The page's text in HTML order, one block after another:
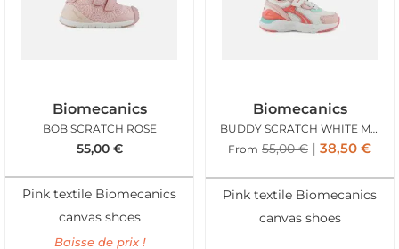
Biomecanics
BOB SCRATCH ROSE
55,00 €
Pink textile Biomecanics
canvas shoes
Baisse de prix !
Biomecanics
BUDDY SCRATCH WHITE MULTI
From 55,00€ 38,50 €
Pink textile Biomecanics
canvas shoes